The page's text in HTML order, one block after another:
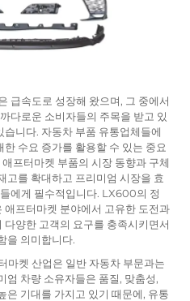
급속도로 성장해 왔으며, 그 중에서
다로운 소비자들의 주목을 받고 있
니다. 자동차 부품 유통업체들에
수요 증가를 활용할 수 있는 중요
프터마켓 부품의 시장 동향과 구체
고를 확대하고 프리미엄 시장을 효
에게 필수적입니다. LX600의 정
애프터마켓 분야에서 고유한 도전과
양한 고객의 요구를 충족시키면서
을 의미합니다.
마켓 산업은 일반 자동차 부문과는
엄 차량 소유자들은 품질, 맞춤성,
은 기대를 가지고 있기 때문에, 유통